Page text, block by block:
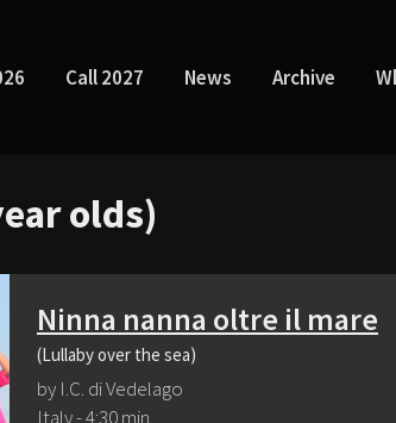
Call 2027 News Archive
olds)
Ninna nanna oltre il mare
(Lullaby over the sea)
by I.C. di Vedelago
Italy - 4:30 min.